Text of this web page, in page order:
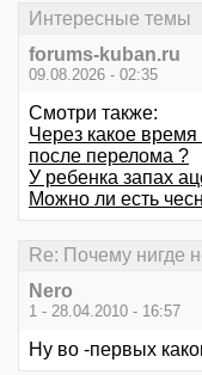
Интересные темы
forums-kuban.ru
09.08.2026 - 02:35
Смотри также:
Через какое время
после перелома ?
У ребенка запах
Можно ли есть
Re: Почему нигде
Nero
1 - 28.04.2010 - 16:57
Ну во -первых